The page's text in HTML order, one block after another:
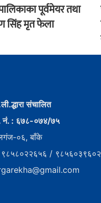
पूर्वमेयर तथा
सिंह मृत फेला
संचालित
नं. : ६७८-०७४/७५
०६, बाँके
९८५८०२२६५६ / ९८५६०३९६०२